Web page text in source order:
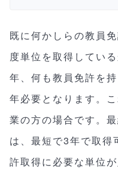
既に何かしらの教員
度単位を取得してい
年、何も教員免許を
年必要となります。
業の方の場合です。
は、最短で3年で取得
許取得に必要な単位